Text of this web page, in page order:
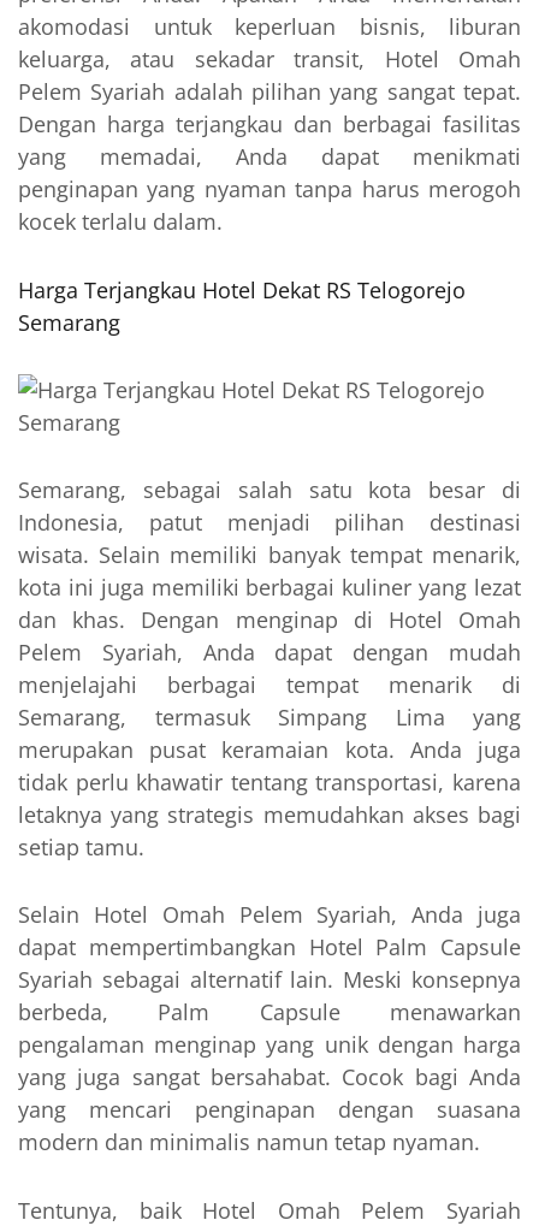
akomodasi untuk keperluan bisnis, liburan
keluarga, atau sekadar transit, Hotel Omah
Pelem Syariah adalah pilihan yang sangat tepat.
Dengan harga terjangkau dan berbagai fasilitas
yang memadai, Anda dapat menikmati
penginapan yang nyaman tanpa harus merogoh
kocek terlalu dalam.
Harga Terjangkau Hotel Dekat RS Telogorejo
Semarang
Semarang, sebagai salah satu kota besar di
Indonesia, patut menjadi pilihan destinasi
wisata. Selain memiliki banyak tempat menarik,
kota ini juga memiliki berbagai kuliner yang lezat
dan khas. Dengan menginap di Hotel Omah
Pelem Syariah, Anda dapat dengan mudah
menjelajahi berbagai tempat menarik di
Semarang, termasuk Simpang Lima yang
merupakan pusat keramaian kota. Anda juga
tidak perlu khawatir tentang transportasi, karena
letaknya yang strategis memudahkan akses bagi
setiap tamu.
Selain Hotel Omah Pelem Syariah, Anda juga
dapat mempertimbangkan Hotel Palm Capsule
Syariah sebagai alternatif lain. Meski konsepnya
berbeda, Palm Capsule menawarkan
pengalaman menginap yang unik dengan harga
yang juga sangat bersahabat. Cocok bagi Anda
yang mencari penginapan dengan suasana
modern dan minimalis namun tetap nyaman.
Tentunya, baik Hotel Omah Pelem Syariah